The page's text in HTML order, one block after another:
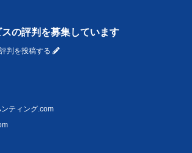
の評判を募集しています
判を投稿する
ティング.com